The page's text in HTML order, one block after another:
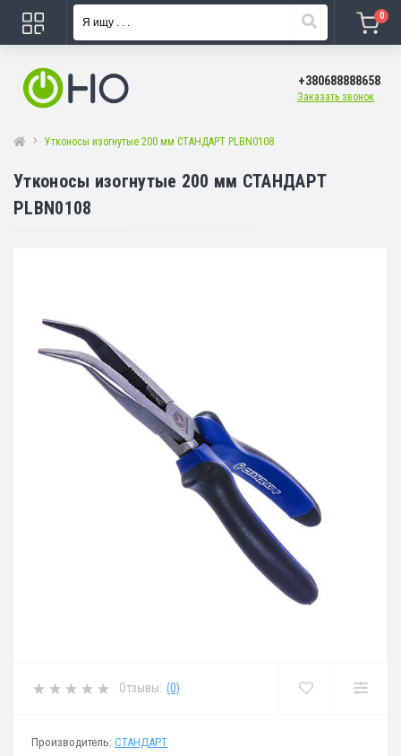
0
+380688888658
Заказать звонок
Утконосы изогнутые 200 мм СТАНДАРТ PLBN0108
Утконосы изогнутые 200 мм СТАНДАРТ
PLBN0108
Отзывы: (0)
Производитель: СТАНДАРТ